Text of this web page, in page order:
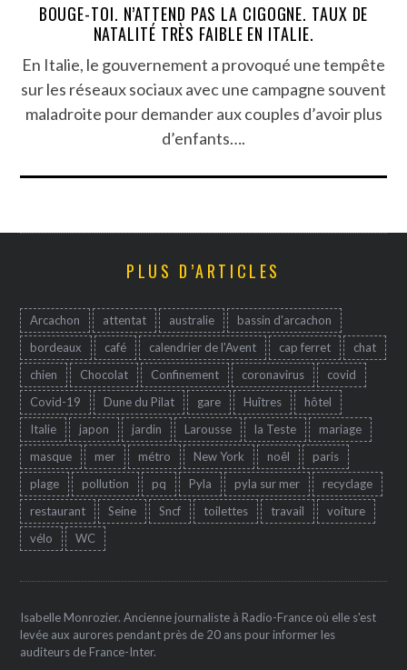
BOUGE-TOI. N’ATTEND PAS LA CIGOGNE. TAUX DE
NATALITÉ TRÈS FAIBLE EN ITALIE.
En Italie, le gouvernement a provoqué une tempête
sur les réseaux sociaux avec une campagne souvent
maladroite pour demander aux couples d’avoir plus
d’enfants….
PLUS D’ARTICLES
Arcachon attentat australie
bassin d'arcachon
bordeaux
café calendrier de l'Avent cap ferret
chat
chien
Chocolat Confinement coronavirus
covid
Covid-19
Dune du Pilat gare Huîtres
hôtel
Italie
japon jardin Larousse la Teste
mariage
masque
mer métro New York noêl
paris
plage
pollution pq Pyla pyla sur mer
recyclage
restaurant
Seine Sncf toilettes travail
voiture
vélo
WC
Isabelle Monrozier. Ancienne journaliste à Radio-France où elle s'est
levée aux aurores pendant près de 20 ans pour informer les
auditeurs de France-Inter.